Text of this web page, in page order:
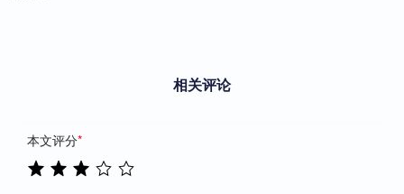
相关评论
本文评分*